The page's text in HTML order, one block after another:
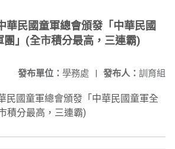
華民國童軍總會頒發「中華民國
團」(全市積分最高，三連霸)
發布人： 訓育組
發布單位： 學務處 |
民國童軍總會頒發「中華民國童軍全
積分最高，三連霸)